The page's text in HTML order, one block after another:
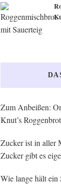
Zum Anbeißen:
Knut’s
Zucker ist in aller
Zucker gibt es
Wie lange hält ein